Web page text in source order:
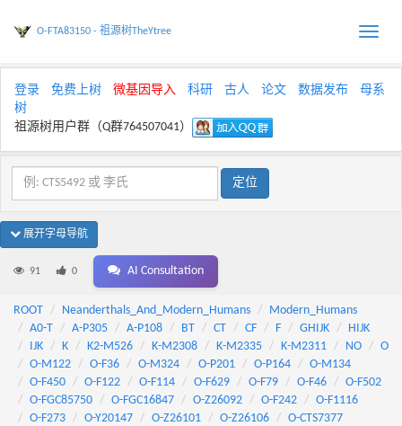
Toggle
O-FTA83150 - 祖源树TheYtree
登录 免费上树 微基因导入 科研 古人 论文 数据发布
母系
树
祖源树用户群（Q群764507041）
展开字母导航
91 0 AI Consultation
ROOT Neanderthals_And_Modern_Humans
Modern_Humans
A0-T
A-P305 A-P108 BT CT CF F GHIJK
HIJK
IJK
K K2-M526 K-M2308 K-M2335 K-M2311 NO
O
O-M122
O-F36 O-M324 O-P201 O-P164
O-M134
O-F450
O-F122 O-F114 O-F629 O-F79 O-F46
O-F502
O-FGC85750
O-FGC16847 O-Z26092 O-F242
O-F1116
O-F273
O-Y20147 O-Z26101 O-Z26106
O-CTS7377